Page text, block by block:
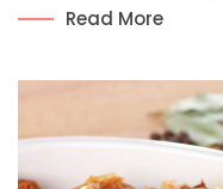
Read More